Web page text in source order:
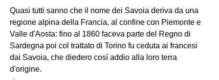
Quasi tutti sanno che il nome dei Savoia deriva da una
regione alpina della Francia, al confine con Piemonte e
Valle d'Aosta: fino al 1860 faceva parte del Regno di
Sardegna poi col trattato di Torino fu ceduta ai francesi
dai Savoia, che diedero così addio alla loro terra
d'origine.